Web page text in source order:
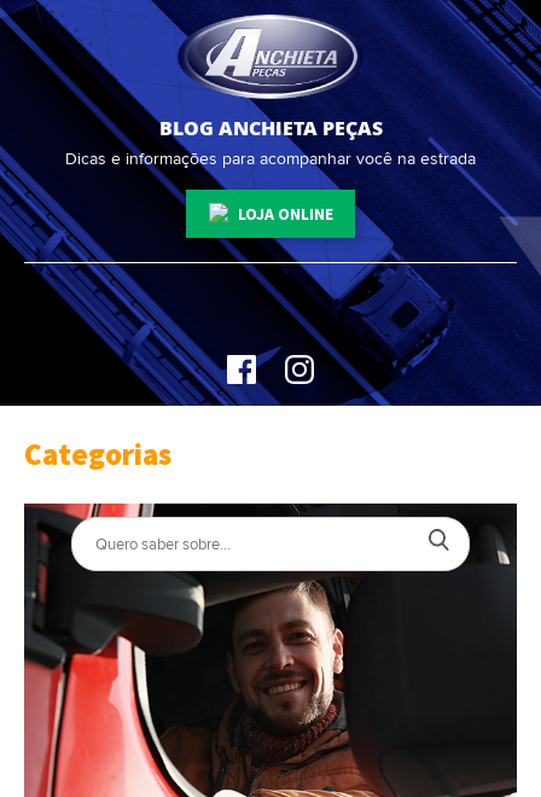
BLOG ANCHIETA PEÇAS
Dicas e informações para acompanhar você na estrada
LOJA ONLINE
Categorias